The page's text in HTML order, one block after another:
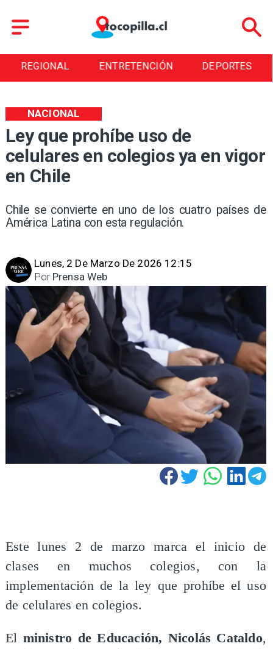
REGIONAL ENTRETENCIÓN DEPORTES
Ley que prohíbe uso de
celulares en colegios ya en vigor
en Chile
Chile se convierte en uno de los cuatro países de
América Latina con esta regulación.
NACIONAL
Lunes, 2 De Marzo De 2026 12:15
Prensa Web
Por
Este lunes 2 de marzo marca el inicio de
clases en muchos colegios, con la
implementación de la ley que prohíbe el uso
de celulares en colegios.
El ministro de Educación, Nicolás Cataldo,